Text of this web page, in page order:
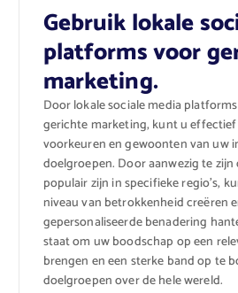
Gebruik lokale
platforms voor
marketing.
Door lokale sociale media
gerichte marketing, kunt u
voorkeuren en gewoonten van uw
doelgroepen. Door aanwezig te
populair zijn in specifieke regio’s,
niveau van betrokkenheid creëren
gepersonaliseerde benadering
staat om uw boodschap op een
brengen en een sterke band op te
doelgroepen over de hele wereld.